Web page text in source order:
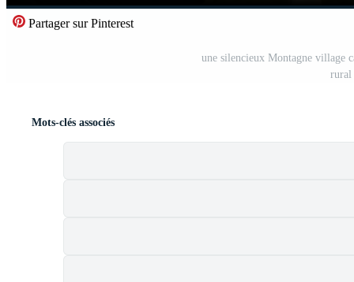
Partager sur Pinterest
une silencieux Montagne village
rural
Mots-clés associés